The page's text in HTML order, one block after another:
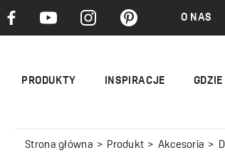
O NAS
PRODUKTY INSPIRACJE
Strona główna Produkt Akcesoria